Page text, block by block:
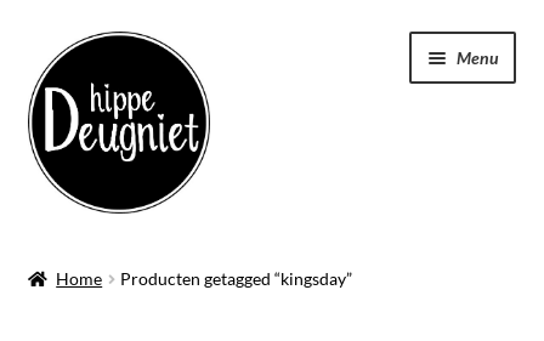
door
naar
navigatie
naar
de
inhoud
Menu
Home Producten getagged “kingsday”